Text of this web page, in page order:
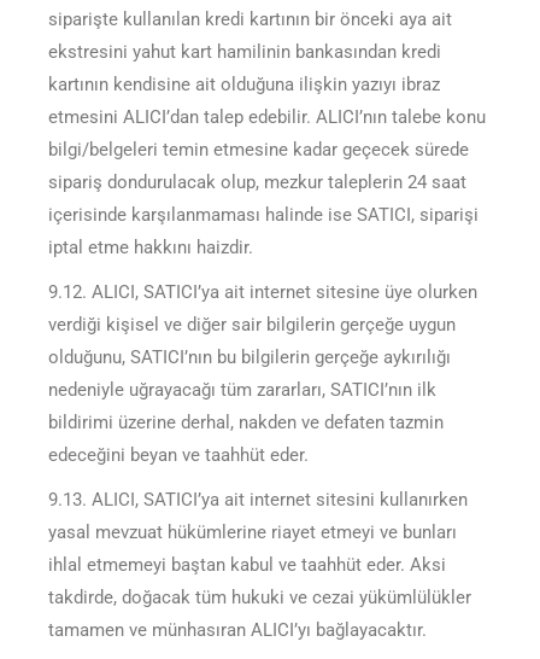
siparişte kullanılan kredi kartının bir önceki aya ait
ekstresini yahut kart hamilinin bankasından kredi
kartının kendisine ait olduğuna ilişkin yazıyı ibraz
etmesini ALICI’dan talep edebilir. ALICI’nın talebe konu
bilgi/belgeleri temin etmesine kadar geçecek sürede
sipariş dondurulacak olup, mezkur taleplerin 24 saat
içerisinde karşılanmaması halinde ise SATICI, siparişi
iptal etme hakkını haizdir.
9.12. ALICI, SATICI’ya ait internet sitesine üye olurken
verdiği kişisel ve diğer sair bilgilerin gerçeğe uygun
olduğunu, SATICI’nın bu bilgilerin gerçeğe aykırılığı
nedeniyle uğrayacağı tüm zararları, SATICI’nın ilk
bildirimi üzerine derhal, nakden ve defaten tazmin
edeceğini beyan ve taahhüt eder.
9.13. ALICI, SATICI’ya ait internet sitesini kullanırken
yasal mevzuat hükümlerine riayet etmeyi ve bunları
ihlal etmemeyi baştan kabul ve taahhüt eder. Aksi
takdirde, doğacak tüm hukuki ve cezai yükümlülükler
tamamen ve münhasıran ALICI’yı bağlayacaktır.